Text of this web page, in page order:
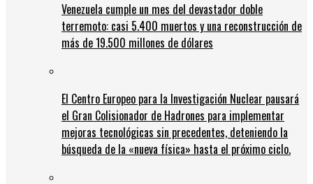
Venezuela cumple un mes del devastador doble
terremoto: casi 5.400 muertos y una reconstrucción de
más de 19.500 millones de dólares
El Centro Europeo para la Investigación Nuclear pausará
el Gran Colisionador de Hadrones para implementar
mejoras tecnológicas sin precedentes, deteniendo la
búsqueda de la «nueva física» hasta el próximo ciclo.